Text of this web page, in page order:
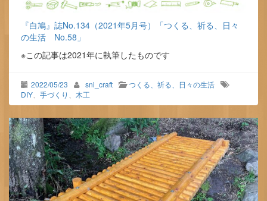
『白鳩』誌No.134（2021年5月号）「つくる、祈る、日々
の生活 No.58」
※この記事は2021年に執筆したものです
2022/05/23 sni_craft
つくる、祈る、日々の生活
DIY
手づくり 木工